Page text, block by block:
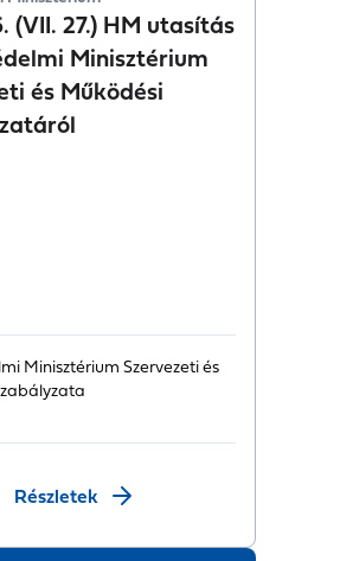
(VII. 27.) HM utasítás
Minisztérium
és Működési
Minisztérium Szervezeti és
Részletek